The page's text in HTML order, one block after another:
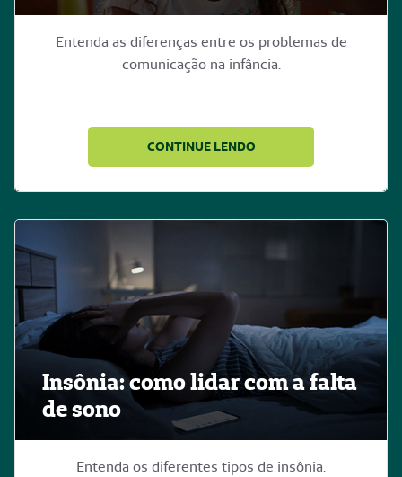
Entenda as diferenças entre os problemas de
comunicação na infância.
CONTINUE LENDO
Insônia: como lidar com a falta
de sono
Entenda os diferentes tipos de insônia.